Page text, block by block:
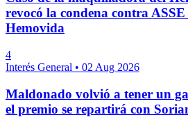
revocó la condena contra
Hemovida
4
Interés General • 02 Aug 2026
Maldonado volvió a tener un
el premio se repartirá con